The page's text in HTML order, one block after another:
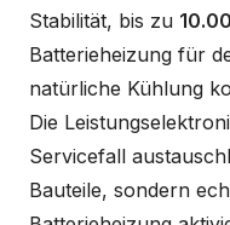
Stabilität, bis zu
Batterieheizung für
natürliche Kühlung
Die
Servicefall
Bauteile, sondern